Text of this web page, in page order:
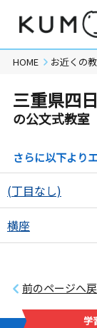
HOME お近くの
三重県四
の公文式教室
さらに以下より
(丁目なし)
横座
前のページへ
学